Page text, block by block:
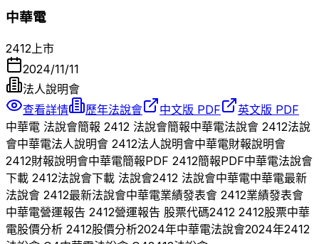
中華電
2412上市
2024/11/11
法人說明會
查看詳情
歷年法說會 中文版 PDF
英文版 PDF
中華電 法說會簡報 2412 法說會簡報中華電法說會 2412法說
會中華電法人說明會 2412法人說明會中華電財報說明會
2412財報說明會中華電簡報PDF 2412簡報PDF中華電法說會
下載 2412法說會下載 法說會2412 法說會中華電中華電最新
法說會 2412最新法說會中華電業績發表會 2412業績發表會
中華電營運報告 2412營運報告 股票代碼2412 2412股票中華
電股價分析 2412股價分析2024年中華電法說會2024年2412